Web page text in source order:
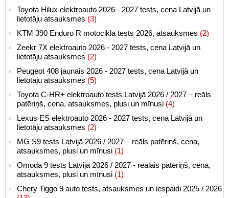
Toyota Hilux elektroauto 2026 - 2027 tests, cena Latvijā un
lietotāju atsauksmes (3)
KTM 390 Enduro R motocikla tests 2026, atsauksmes (2)
Zeekr 7X elektroauto 2026 - 2027 tests, cena Latvijā un
lietotāju atsauksmes (2)
Peugeot 408 jaunais 2026 - 2027 tests, cena Latvijā un
lietotāju atsauksmes (5)
Toyota C-HR+ elektroauto tests Latvijā 2026 / 2027 – reāls
patēriņš, cena, atsauksmes, plusi un mīnusi (4)
Lexus ES elektroauto 2026 - 2027 tests, cena Latvijā un
lietotāju atsauksmes (2)
MG S9 tests Latvijā 2026 / 2027 – reāls patēriņš, cena,
atsauksmes, plusi un mīnusi (1)
Omoda 9 tests Latvijā 2026 / 2027 - reālais patēriņš, cena,
atsauksmes, plusi un mīnusi (1)
Chery Tiggo 9 auto tests, atsauksmes un iespaidi 2025 / 2026